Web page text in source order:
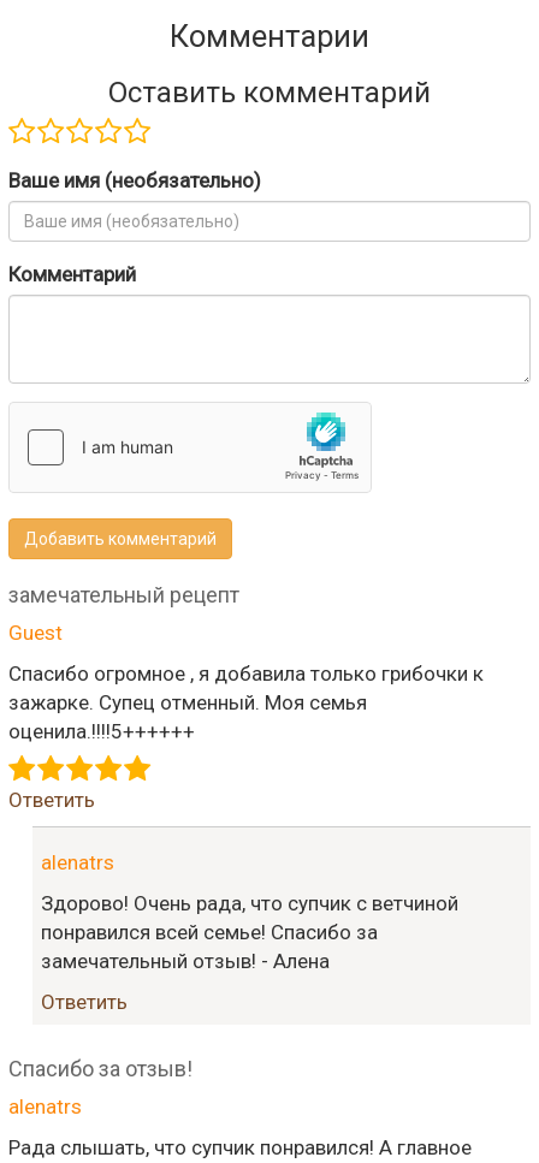
Комментарии
Оставить комментарий
Ваше имя (необязательно)
Комментарий
Добавить комментарий
замечательный рецепт
Guest
Спасибо огромное , я добавила только грибочки к
зажарке. Супец отменный. Моя семья
оценила.!!!!5++++++
Ответить
alenatrs
Здорово! Очень рада, что супчик с ветчиной
понравился всей семье! Спасибо за
замечательный отзыв! - Алена
Ответить
Спасибо за отзыв!
alenatrs
Рада слышать, что супчик понравился! А главное